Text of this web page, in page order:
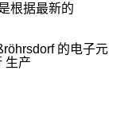
根据最新的
的电子元
生产